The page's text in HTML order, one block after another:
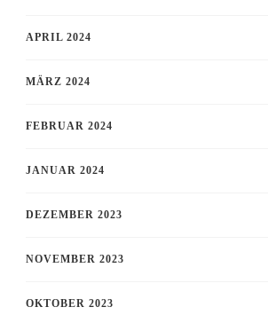
APRIL 2024
MÄRZ 2024
FEBRUAR 2024
JANUAR 2024
DEZEMBER 2023
NOVEMBER 2023
OKTOBER 2023